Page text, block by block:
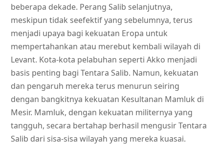
beberapa dekade. Perang Salib selanjutnya,
meskipun tidak seefektif yang sebelumnya, terus
menjadi upaya bagi kekuatan Eropa untuk
mempertahankan atau merebut kembali wilayah di
Levant. Kota-kota pelabuhan seperti Akko menjadi
basis penting bagi Tentara Salib. Namun, kekuatan
dan pengaruh mereka terus menurun seiring
dengan bangkitnya kekuatan Kesultanan Mamluk di
Mesir. Mamluk, dengan kekuatan militernya yang
tangguh, secara bertahap berhasil mengusir Tentara
Salib dari sisa-sisa wilayah yang mereka kuasai.